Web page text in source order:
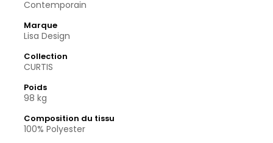
Contemporain
Marque
Lisa Design
Collection
CURTIS
Poids
98 kg
Composition du tissu
100% Polyester